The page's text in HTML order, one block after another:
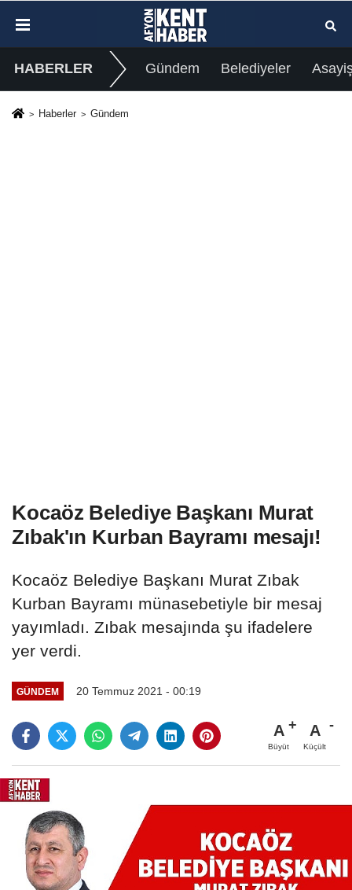
HABERLER Gündem Belediyeler
Haberler Gündem
Kocaöz Belediye Başkanı Murat
Zıbak'ın Kurban Bayramı mesajı!
Kocaöz Belediye Başkanı Murat Zıbak
Kurban Bayramı münasebetiyle bir mesaj
yayımladı. Zıbak mesajında şu ifadelere
yer verdi.
GÜNDEM 20 Temmuz 2021 - 00:19
A
Büyüt
A
Küçült